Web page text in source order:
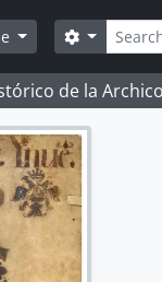
Search
Search
de la